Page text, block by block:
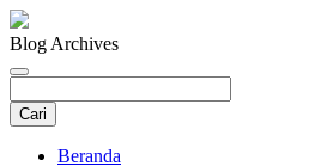
Blog Archives
Beranda